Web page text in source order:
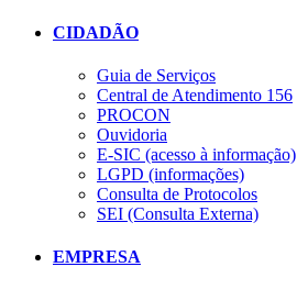
CIDADÃO
Guia de Serviços
Central de Atendimento 156
PROCON
Ouvidoria
E-SIC (acesso à informação)
LGPD (informações)
Consulta de Protocolos
SEI (Consulta Externa)
EMPRESA